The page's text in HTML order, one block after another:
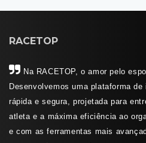
RACETOP
Na RACETOP, o amor pelo
Desenvolvemos uma plataforma
rápida e segura, projetada para
atleta e a máxima eficiência ao
e com as ferramentas mais